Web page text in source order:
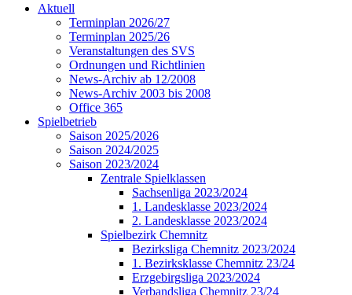
Aktuell
Terminplan 2026/27
Terminplan 2025/26
Veranstaltungen des SVS
Ordnungen und Richtlinien
News-Archiv ab 12/2008
News-Archiv 2003 bis 2008
Office 365
Spielbetrieb
Saison 2025/2026
Saison 2024/2025
Saison 2023/2024
Zentrale Spielklassen
Sachsenliga 2023/2024
1. Landesklasse 2023/2024
2. Landesklasse 2023/2024
Spielbezirk Chemnitz
Bezirksliga Chemnitz 2023/2024
1. Bezirksklasse Chemnitz 23/24
Erzgebirgsliga 2023/2024
Verbandsliga Chemnitz 23/24